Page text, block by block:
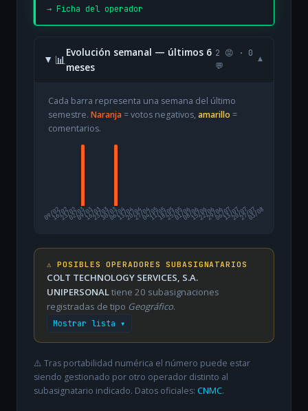
→ Ficha del operador
📊
Evolución semanal — últimos 6
meses
2 😡 · 0
💬
▾
Cada barra representa una semana del último
semestre. Naranja= votos negativos, amarillo =
comentarios.
09/02
16/0223/0202/0309/0316/0323/0330/0306/0413/0420/0427/0404/0511/0518/0525/0501/0608/0615/0622/0629/0606/0713/0720/0727/07
03/08
⚠️ POSIBLES OPERADORES SUBASIGNATARIOS
COLT TECHNOLOGY SERVICES, S.A.
UNIPERSONALtiene 20 subasignaciones
registradas de tipo Geográfico.
Mostrar lista ▾
⚠️ Tras portabilidad numérica el número puede estar
siendo gestionado por otro operador distinto al
subasignatario indicado. Datos oficiales: CNMC.